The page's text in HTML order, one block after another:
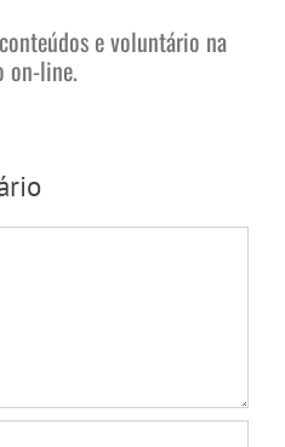
e voluntário na
on-line.